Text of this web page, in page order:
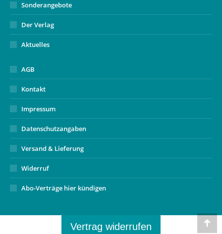
Sonderangebote
Der Verlag
Aktuelles
AGB
Kontakt
Impressum
Datenschutzangaben
Versand & Lieferung
Widerruf
Abo-Verträge hier kündigen
Go
Vertrag widerrufen